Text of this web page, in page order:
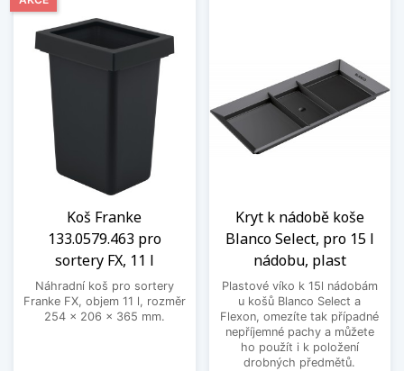
Koš Franke
133.0579.463 pro
sortery FX, 11 l
Náhradní koš pro sortery
Franke FX, objem 11 l, rozměr
254 x 206 x 365 mm.
Kryt k nádobě koše
Blanco Select, pro 15 l
nádobu, plast
Plastové víko k 15l nádobám
u košů Blanco Select a
Flexon, omezíte tak případné
nepříjemné pachy a můžete
ho použít i k položení
drobných předmětů.